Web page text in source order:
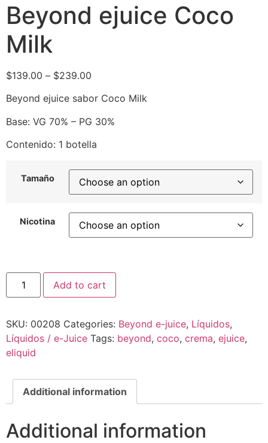
Beyond ejuice Coco
Milk
$139.00 – $239.00
Beyond ejuice sabor Coco Milk
Base: VG 70% – PG 30%
Contenido: 1 botella
Tamaño
Nicotina
Add to cart
SKU: 00208 Categories: Beyond e-juice, Líquidos,
Líquidos / e-Juice Tags: beyond, coco, crema, ejuice,
eliquid
Additional information
Additional information